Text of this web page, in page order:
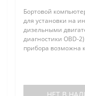
Бортовой
для установки на
дизельными
диагностики OBD-
прибора возможна